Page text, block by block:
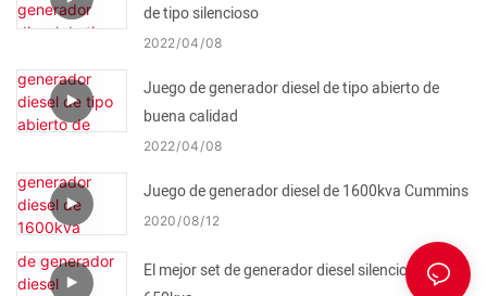
de tipo silencioso
2022 04 08
Juego de generador diesel de tipo abierto de
buena calidad
2022 04 08
Juego de generador diesel de 1600kva Cummins
2020 08 12
El mejor set de generador diesel silencioso 200-